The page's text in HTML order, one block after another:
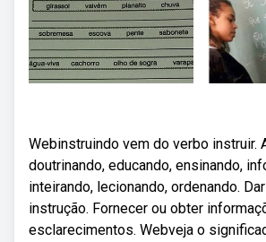
Webinstruindo vem do verbo instruir.
doutrinando, educando, ensinando,
inteirando, lecionando, ordenando.
instrução. Fornecer ou obter
esclarecimentos. Webveja o